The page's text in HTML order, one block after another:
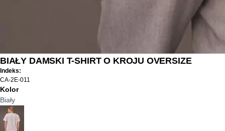
BIAŁY DAMSKI T-SHIRT O KROJU OVERSIZE
Indeks:
CA-2E-011
Kolor
Biały